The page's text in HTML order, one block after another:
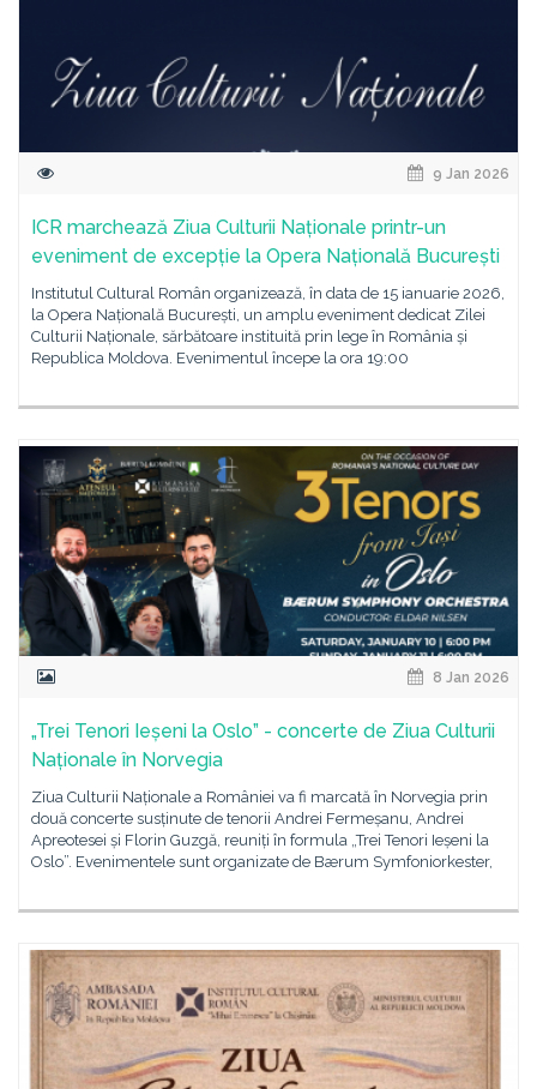
9 Jan 2026
ICR marchează Ziua Culturii Naționale printr-un
eveniment de excepție la Opera Națională București
Institutul Cultural Român organizează, în data de 15 ianuarie 2026,
la Opera Națională București, un amplu eveniment dedicat Zilei
Culturii Naționale, sărbătoare instituită prin lege în România și
Republica Moldova. Evenimentul începe la ora 19:00
8 Jan 2026
„Trei Tenori Ieșeni la Oslo” - concerte de Ziua Culturii
Naționale în Norvegia
Ziua Culturii Naționale a României va fi marcată în Norvegia prin
două concerte susținute de tenorii Andrei Fermeșanu, Andrei
Apreotesei și Florin Guzgă, reuniți în formula „Trei Tenori Ieșeni la
Oslo”. Evenimentele sunt organizate de Bærum Symfoniorkester,